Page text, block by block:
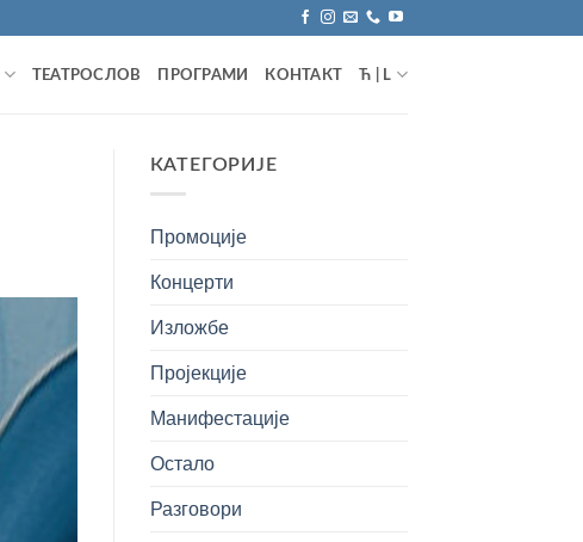
ТЕАТРОСЛОВ ПРОГРАМИ КОНТАКТ Ћ | L
КАТЕГОРИЈЕ
Промоције
Концерти
Изложбе
Пројекције
Манифестације
Остало
Разговори